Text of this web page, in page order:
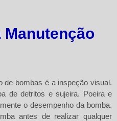
Manutenção
de bombas é a inspeção visual.
de detritos e sujeira. Poeira e
o desempenho da bomba.
antes de realizar qualquer